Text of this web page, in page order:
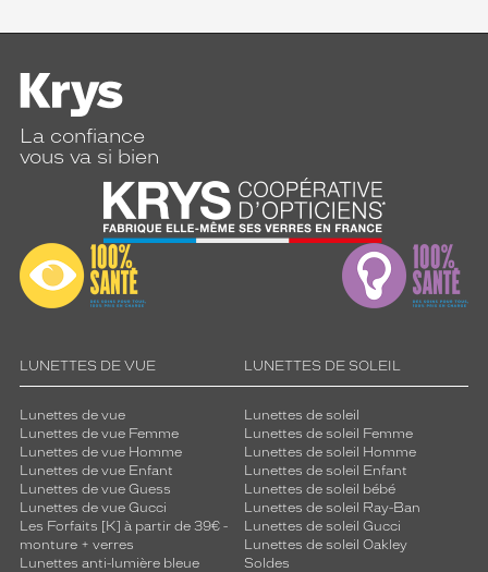
La confiance
vous va si bien
LUNETTES DE VUE
Lunettes de vue
Lunettes de vue Femme
Lunettes de vue Homme
Lunettes de vue Enfant
Lunettes de vue Guess
Lunettes de vue Gucci
Les Forfaits [K] à partir de 39€ -
monture + verres
Lunettes anti-lumière bleue
LUNETTES DE SOLEIL
Lunettes de soleil
Lunettes de soleil Femme
Lunettes de soleil Homme
Lunettes de soleil Enfant
Lunettes de soleil bébé
Lunettes de soleil Ray-Ban
Lunettes de soleil Gucci
Lunettes de soleil Oakley
Soldes